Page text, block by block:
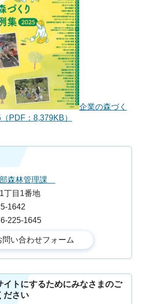
企業の森づく
PDF：8,379KB）
森林管理課
丁目1番地
1642
225-1645
イトにするためにみなさまのご
ださい